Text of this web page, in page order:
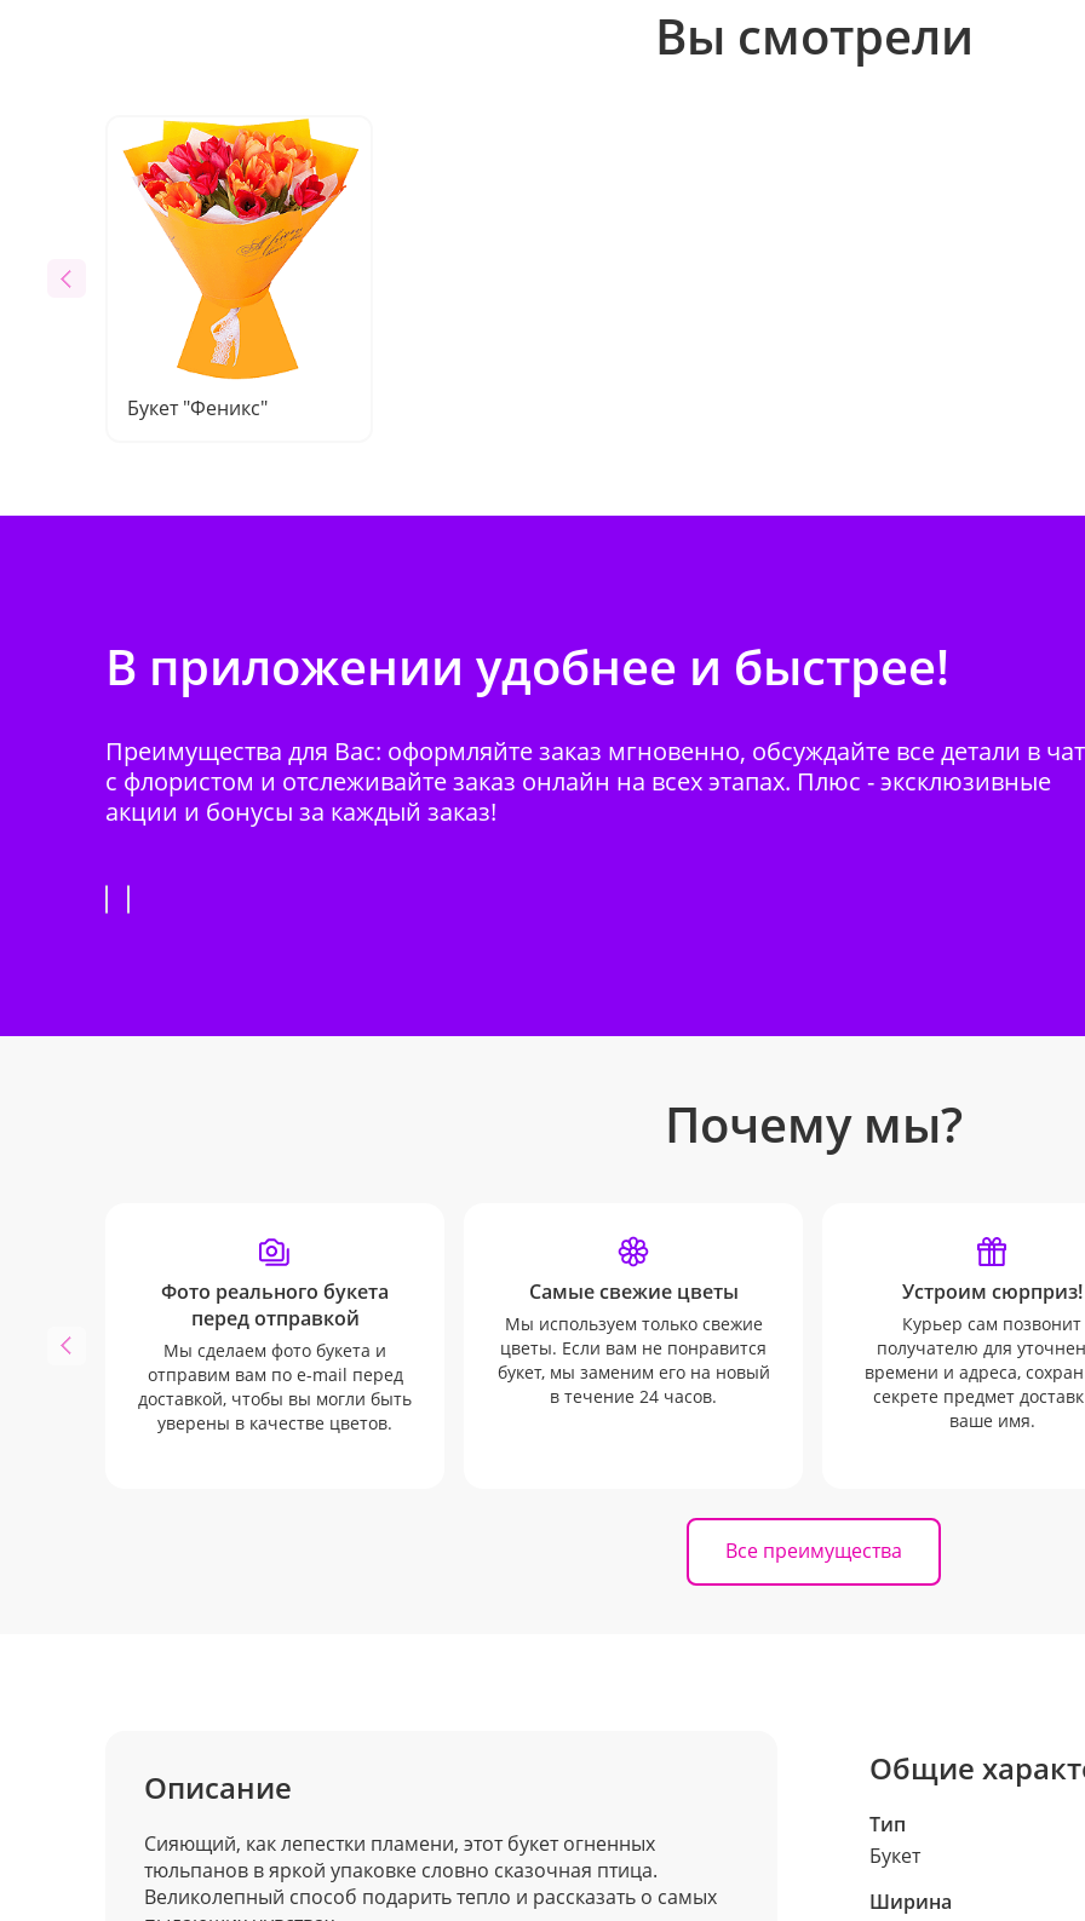
Вы смотрели
Букет "Феникс"
В приложении удобнее и быстрее!
Преимущества для Вас: оформляйте заказ мгновенно, обсуждайте все детали в
с флористом и отслеживайте заказ онлайн на всех этапах. Плюс - эксклюзивные
акции и бонусы за каждый заказ!
Почему мы?
Фото реального букета
перед отправкой
Мы сделаем фото букета и
отправим вам по e-mail перед
доставкой, чтобы вы могли быть
уверены в качестве цветов.
Самые свежие цветы
Мы используем только свежие
цветы. Если вам не понравится
букет, мы заменим его на новый
в течение 24 часов.
Устроим сюрприз!
Курьер сам позвонит
получателю для
времени и адреса,
секрете предмет
ваше имя.
Все преимущества
Описание
Сияющий, как лепестки пламени, этот букет огненных
тюльпанов в яркой упаковке словно сказочная птица.
Великолепный способ подарить тепло и рассказать о самых
Общие
Тип
Букет
Ширина